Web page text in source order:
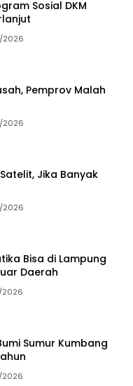
Sosial DKM
Pemprov Malah
Jika Banyak
Bisa di Lampung
Daerah
Sumur Kumbang